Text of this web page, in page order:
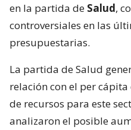
en la partida de Salud,
controversiales en las
presupuestarias.
La partida de Salud
relación con el per
de recursos para este
analizaron el posible